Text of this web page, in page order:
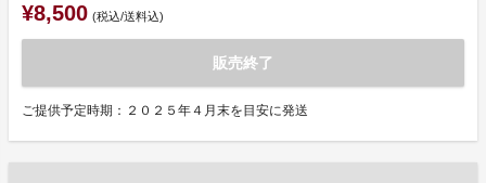
¥8,500 (税込/送料込)
販売終了
ご提供予定時期：２０２５年４月末を目安に発送